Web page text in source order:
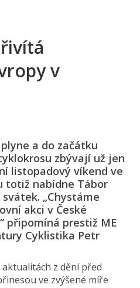
v
a do začátku
zbývají už jen
listopadový víkend ve
totiž nabídne Tábor
„Chystáme
akci v České
připomíná prestiž ME
Cyklistika Petr
z dění před
ve zvýšené míře